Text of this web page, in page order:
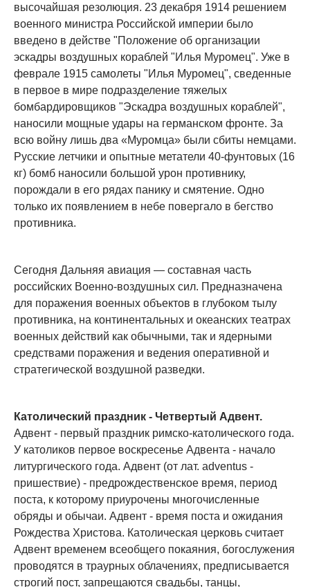
высочайшая резолюция. 23 декабря 1914 решением
военного министра Российской империи было
введено в действе "Положение об организации
эскадры воздушных кораблей "Илья Муромец". Уже в
феврале 1915 самолеты "Илья Муромец", сведенные
в первое в мире подразделение тяжелых
бомбардировщиков "Эскадра воздушных кораблей",
наносили мощные удары на германском фронте. За
всю войну лишь два «Муромца» были сбиты немцами.
Русские летчики и опытные метатели 40-фунтовых (16
кг) бомб наносили большой урон противнику,
порождали в его рядах панику и смятение. Одно
только их появлением в небе повергало в бегство
противника.
Сегодня Дальняя авиация — составная часть
российских Военно-воздушных сил. Предназначена
для поражения военных объектов в глубоком тылу
противника, на континентальных и океанских театрах
военных действий как обычными, так и ядерными
средствами поражения и ведения оперативной и
стратегической воздушной разведки.
Католический праздник - Четвертый Адвент.
Адвент - первый праздник римско-католического года.
У католиков первое воскресенье Адвента - начало
литургического года. Адвент (от лат. adventus -
пришествие) - предрождественское время, период
поста, к которому приурочены многочисленные
обряды и обычаи. Адвент - время поста и ожидания
Рождества Христова. Католическая церковь считает
Адвент временем всеобщего покаяния, богослужения
проводятся в траурных облачениях, предписывается
строгий пост, запрещаются свадьбы, танцы,